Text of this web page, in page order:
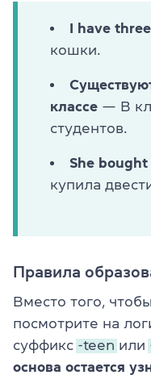
I have
кошки.
классе — В
студентов.
She
купила
Правила
Вместо того,
посмотрите на
суффикс -teen или
основа остается